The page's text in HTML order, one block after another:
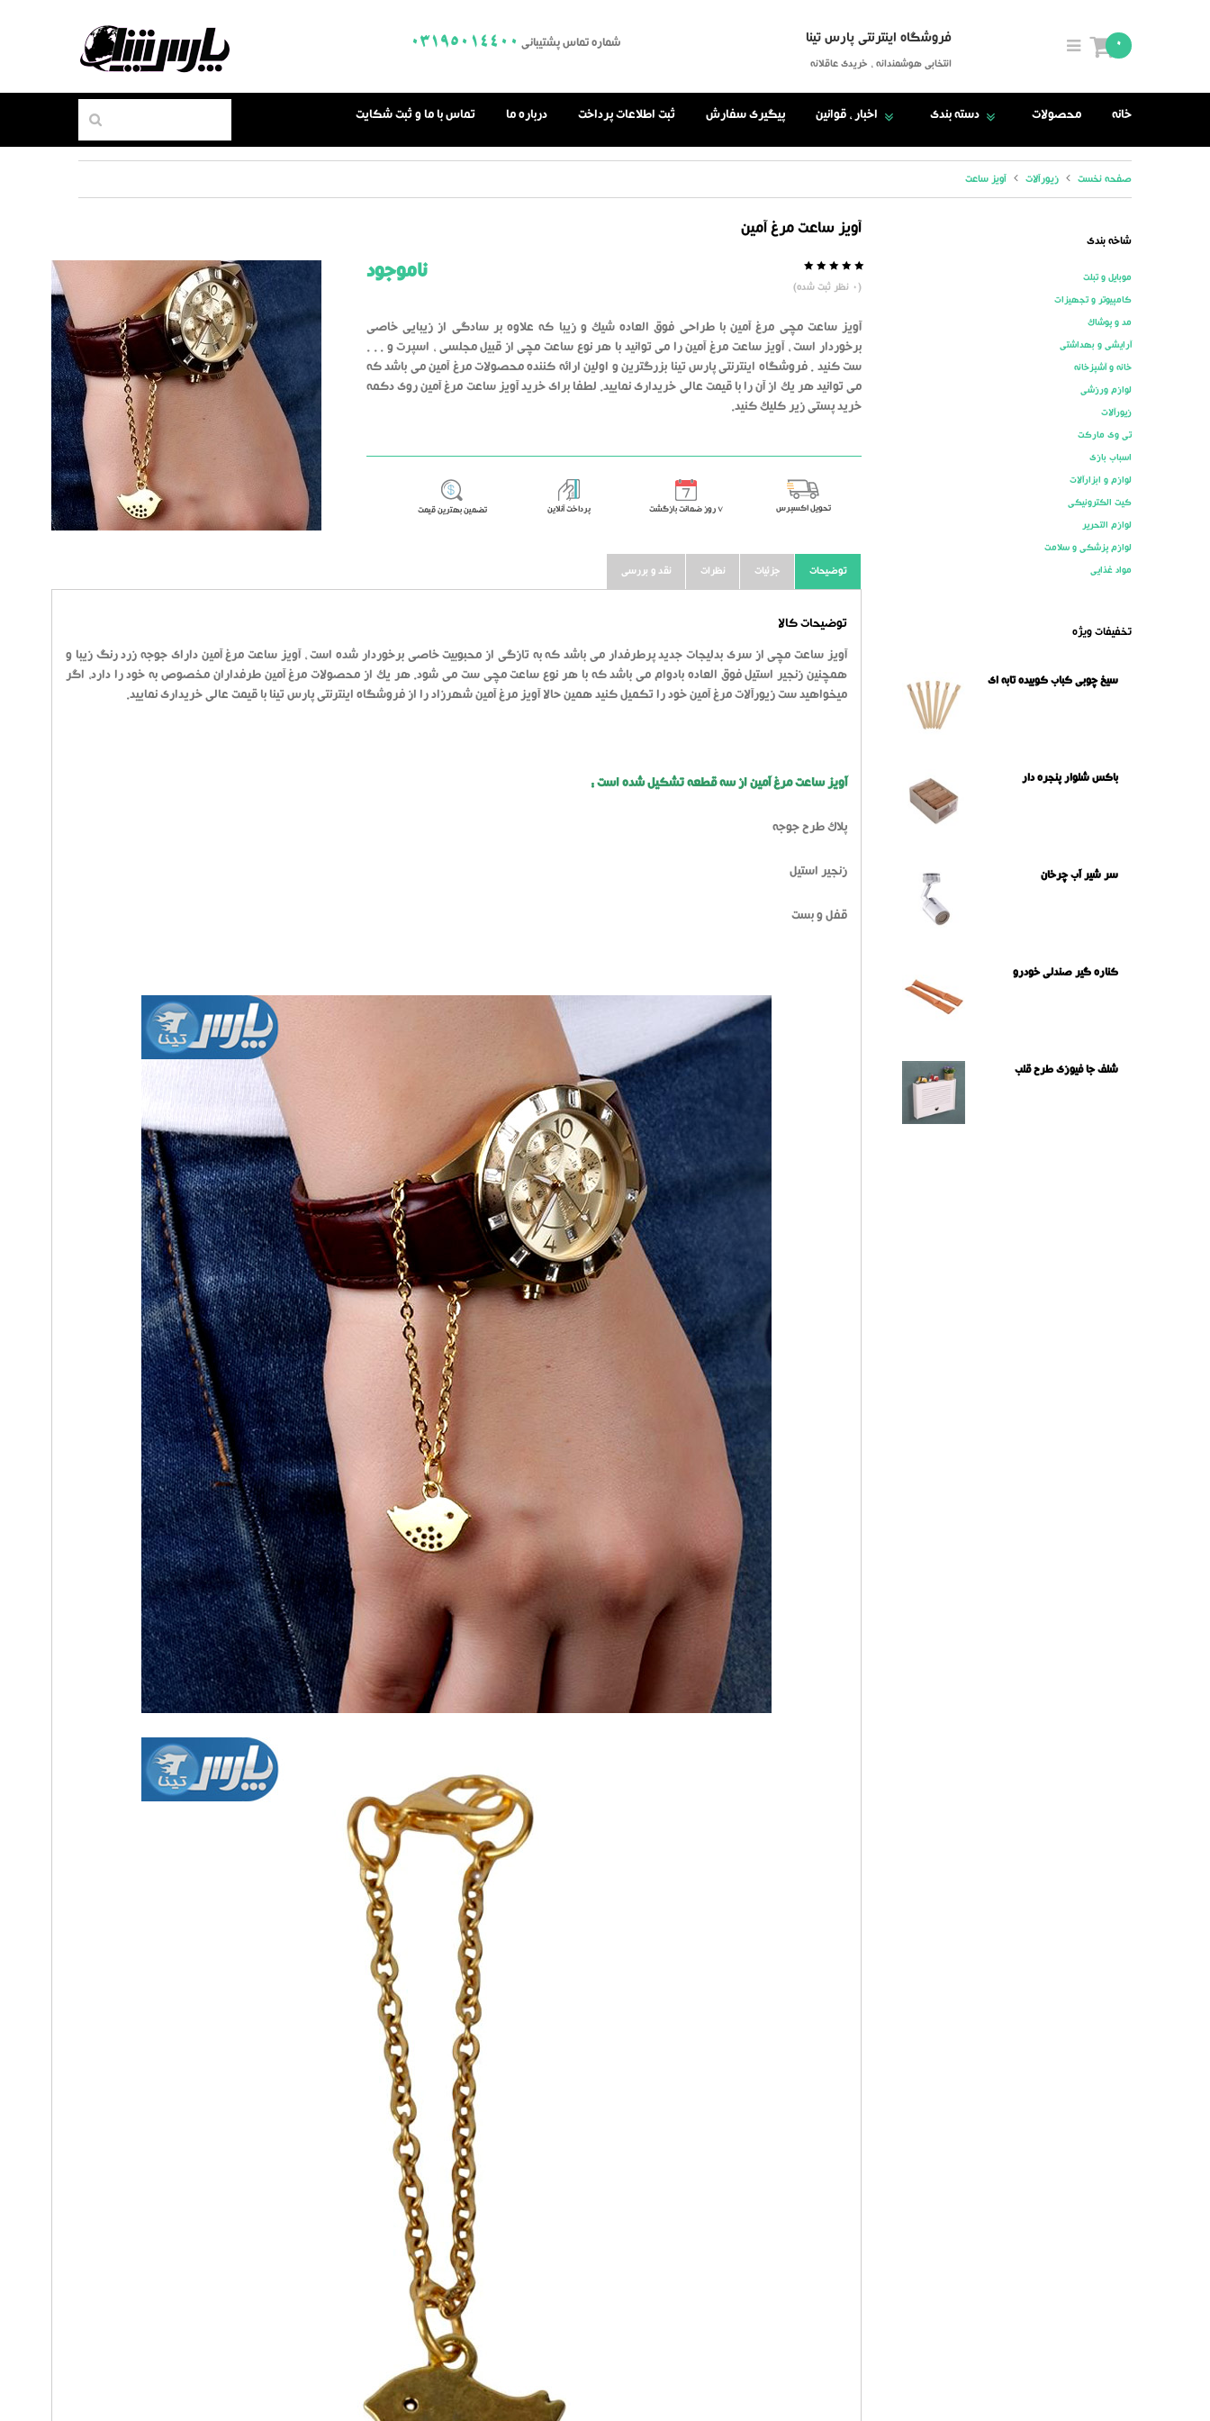
03195014400 شماره تماس پشتیبانی فروشگاه اینترنتی پارس تینا
انتخابی هوشمندانه ، خریدی عاقلانه
0
خانه محصولات دسته بندی اخبار ، قوانین پیگیری سفارش ثبت اطلاعات پرداخت درباره ما تماس با ما و ثبت شکایت
صفحه نخست زیورآلات آویز ساعت
آویز ساعت مرغ آمین
از
50
رای
دهنده
(
0 نظر ثبت شده)
ناموجود
آویز ساعت مچی مرغ آمین با طراحی فوق العاده شیک و زیبا که علاوه بر سادگی از زیبایی خاصی
برخوردار است ، آویز ساعت مرغ آمین را می توانید با هر نوع ساعت مچی از قبیل مجلسی ، اسپرت و . . .
ست کنید . فروشگاه اینترنتی پارس تینا بزرگترین و اولین ارائه کننده محصولات مرغ آمین می باشد که
می توانید هر یک از آن را با قیمت عالی خریداری نمایید. لطفا برای خرید آویز ساعت مرغ آمین روی دکمه
خرید پستی زیر کلیک کنید.
تحویل اکسپرس ٧ روز ضمانت بازگشت پرداخت آنلاین تضمین بهترین قیمت
توضیحات جزئیات نظرات نقد و بررسی
توضیحات کالا
آویز ساعت مچی از سری بدلیجات جدید پرطرفدار می باشد که به تازگی از محبوبیت خاصی برخوردار شده است ، آویز ساعت مرغ آمین دارای جوجه زرد رنگ زیبا و
همچنین زنجیر استیل فوق العاده بادوام می باشد که با هر نوع ساعت مچی ست می شود. هر یک از محصولات مرغ آمین طرفداران مخصوص به خود را دارد، اگر
میخواهید ست زیورآلات مرغ آمین خود را تکمیل کنید همین حالا آویز مرغ آمین شهرزاد را از فروشگاه اینترنتی پارس تینا با قیمت عالی خریداری نمایید.
آویز ساعت مرغ آمین از سه قطعه تشکیل شده است :
پلاک طرح جوجه
زنجیر استیل
قفل و بست
شاخه بندی
موبایل و تبلت
کامپیوتر و تجهیزات
مد و پوشاک
آرایشی و بهداشتی
خانه و آشپزخانه
لوازم ورزشی
زیورآلات
تی وی مارکت
اسباب بازی
لوازم و ابزارآلات
کیت الکترونیکی
لوازم التحریر
لوازم پزشکی و سلامت
مواد غذایی
تخفیفات ویژه
سیخ چوبی کباب کوبیده تابه ای
باکس شلوار پنجره دار
سر شیر آب چرخان
کناره گیر صندلی خودرو
شلف جا فیوزی طرح قلب